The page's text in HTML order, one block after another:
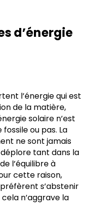
d’énergie
l’énergie qui est
de la matière,
solaire n’est
ou pas. La
ne sont jamais
tant dans la
l’équilibre à
cette raison,
s’abstenir
n’aggrave la